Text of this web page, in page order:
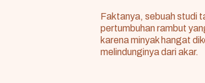
Faktanya, sebuah studi
pertumbuhan rambut
karena minyak hangat
melindunginya dari akar.